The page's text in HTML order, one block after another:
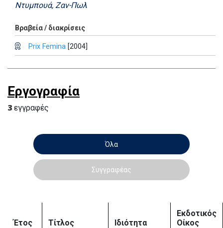
Ντυμπουά, Ζαν-Πωλ
Βραβεία / διακρίσεις
Prix Femina [2004]
Εργογραφία
3 εγγραφές
Όλα
Συγγραφέας
Έτος Τίτλος Ιδιότητα
Εκδοτικός
Οίκος